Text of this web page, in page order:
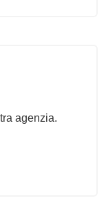
agenzia.